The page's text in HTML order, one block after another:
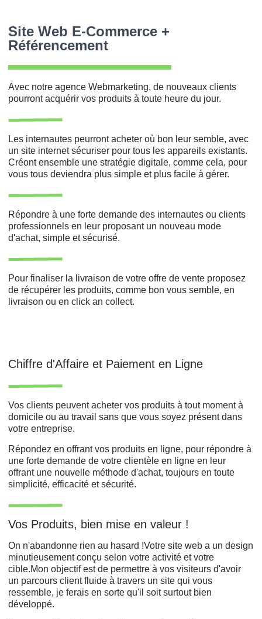
Site Web E-Commerce +
Référencement
Avec notre agence Webmarketing, de nouveaux clients
pourront acquérir vos produits à toute heure du jour.
Les internautes peurront acheter où bon leur semble, avec
un site internet sécuriser pour tous les appareils existants.
Créont ensemble une stratégie digitale, comme cela, pour
vous tous deviendra plus simple et plus facile à gérer.
Répondre à une forte demande des internautes ou clients
professionnels en leur proposant un nouveau mode
d'achat, simple et sécurisé.
Pour finaliser la livraison de votre offre de vente proposez
de récupérer les produits, comme bon vous semble, en
livraison ou en click an collect.
Chiffre d'Affaire et Paiement en Ligne
Vos clients peuvent acheter vos produits à tout moment à
domicile ou au travail sans que vous soyez présent dans
votre entreprise.
Répondez en offrant vos produits en ligne, pour répondre à
une forte demande de votre clientèle en ligne en leur
offrant une nouvelle méthode d'achat, toujours en toute
simplicité, efficacité et sécurité.
Vos Produits, bien mise en valeur !
On n'abandonne rien au hasard !Votre site web a un design
minutieusement conçu selon votre activité et votre
cible.Mon objectif est de permettre à vos visiteurs d'avoir
un parcours client fluide à travers un site qui vous
ressemble, je ferais en sorte qu'il soit surtout bien
développé.